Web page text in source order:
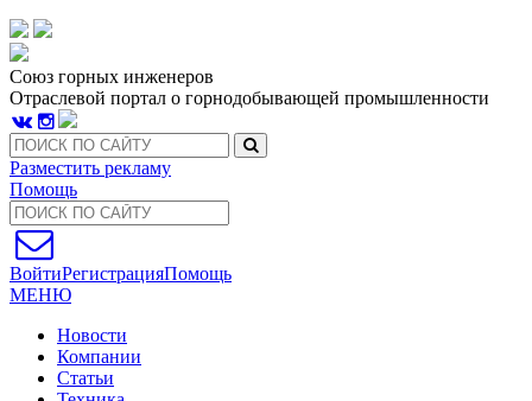
Союз горных инженеров
Отраслевой портал о горнодобывающей промышленности
Разместить рекламу
Помощь
ВойтиРегистрацияПомощь
МЕНЮ
Новости
Компании
Статьи